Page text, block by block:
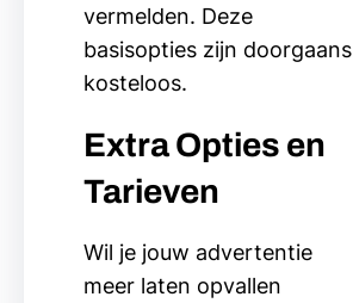
vermelden. Deze
basisopties zijn doorgaans
kosteloos.
Extra Opties en
Tarieven
Wil je jouw advertentie
meer laten opvallen